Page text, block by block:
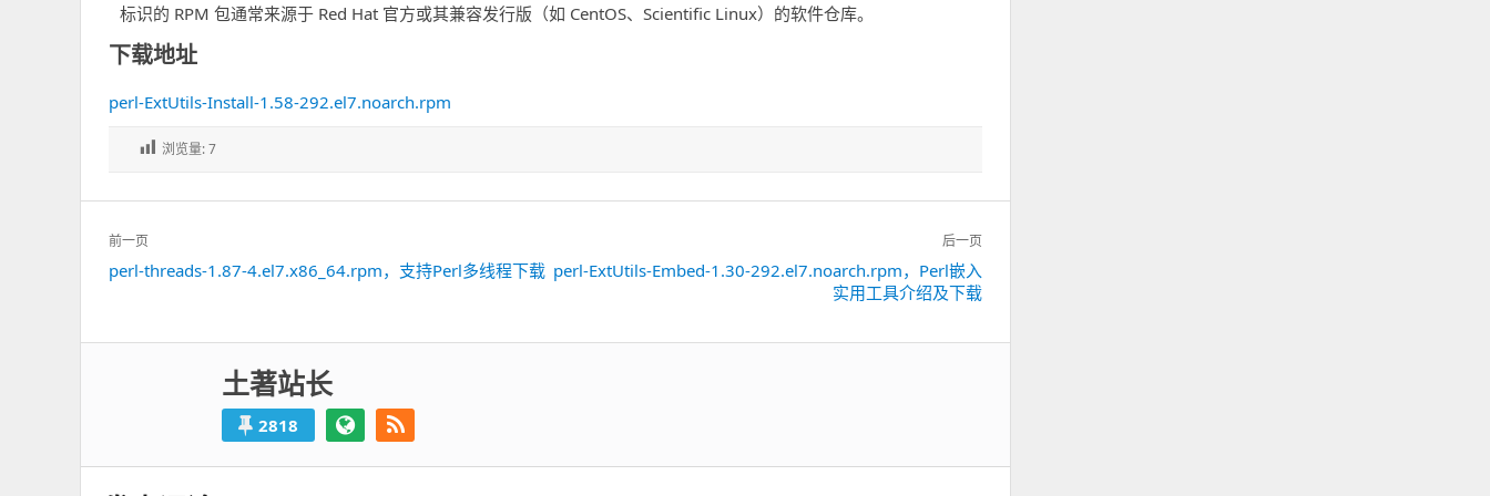
标识的 RPM 包通常来源于 Red Hat 官方或其兼容发行版（如 CentOS、Scientific Linux）的软件仓库。
下载地址
perl-ExtUtils-Install-1.58-292.el7.noarch.rpm
浏览量:7
文
章
导
前一页
上
perl-threads-1.87-4.el7.x86_64.rpm，支持Perl多线程下载
后一页
下
perl-ExtUtils-Embed-1.30-292.el7.noarch.rpm，Perl嵌入
实用工具介绍及下载
土著站长
2818